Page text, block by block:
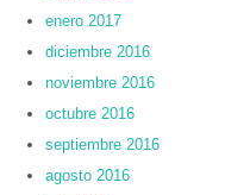
enero 2017
diciembre 2016
noviembre 2016
octubre 2016
septiembre 2016
agosto 2016